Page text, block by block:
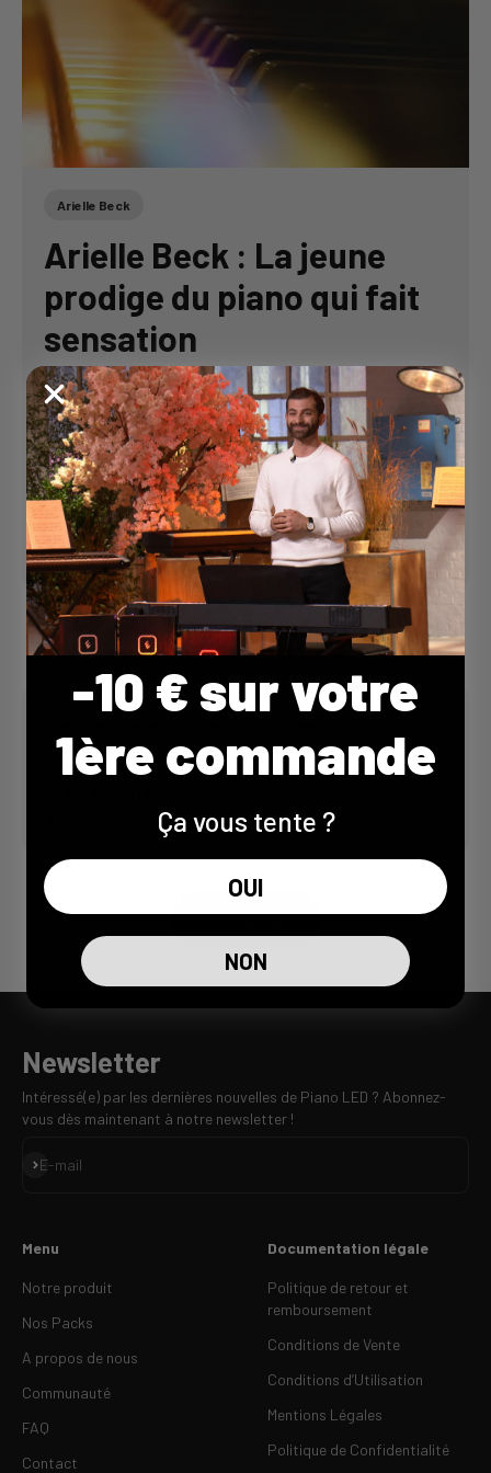
Arielle Beck
Arielle Beck : La jeune
prodige du piano qui fait
sensation
Arielle Beck : La jeune prodige du piano qui fait
sensation Arielle Beck, une pianiste française
de 22 ans, est en train de révolutionner la scène
musicale classique. Émergente sur les réseaux
soci...
1 avr. 2026
Voir la FAQ
Newsletter
Intéressé(e) par les dernières nouvelles de Piano LED ? Abonnez-
vous dès maintenant à notre newsletter !
E-mail
S'inscrire
Menu
Notre produit
Nos Packs
A propos de nous
Communauté
FAQ
Contact
Documentation légale
Politique de retour et
remboursement
Conditions de Vente
Conditions d’Utilisation
Mentions Légales
Politique de Confidentialité
-10 € sur votre
1ère commande
Ça vous tente ?
OUI
NON